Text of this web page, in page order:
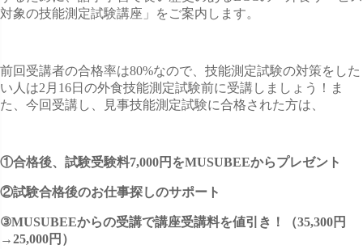
対象の技能測定試験講座」をご案内します。
前回受講者の合格率は80%なので、技能測定試験の対策をした
い人は2月16日の外食技能測定試験前に受講しましょう！ま
た、今回受講し、見事技能測定試験に合格された方は、
①合格後、試験受験料7,000円をMUSUBEEからプレゼント
②試験合格後のお仕事探しのサポート
③MUSUBEEからの受講で講座受講料を値引き！（35,300円
→25,000円）